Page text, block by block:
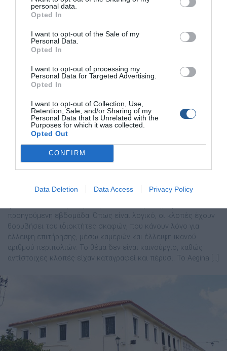
personal data.
Opted In
I want to opt-out of the Sale of my
Personal Data.
Opted In
I want to opt-out of processing my
Personal Data for Targeted Advertising.
Opted In
I want to opt-out of Collection, Use,
Retention, Sale, and/or Sharing of my
Personal Data that Is Unrelated with the
Purposes for which it was collected.
Opted Out
CONFIRM
Data Deletion Data Access Privacy Policy
Κλοπές σκαφών στο λιμάνι της Αίγινας. Τι
δήλωσαν ο Λιμενάρχης και ο πρόεδρος του
Δημοτικού Λιμενικού Ταμείου.
Μέσα σε διάστημα περίπου δύο μηνών, έγιναν δύο κλοπές
προηγούμενη εβδομάδα. Όπως είναι λογικό, οι κλοπές έχουν
θορυβήσει του ιδιοκτήτες σκαφών, που κάνουν λόγο για
έλλειψη επιτήρησης, μέσω καμερών και έλλειψη ικανού
αριθμού περιπολιών. Το θέμα δεν είναι καινούργιο, καθώς
αντίστοιχες κλοπές είχαν καταγραφεί και πέρυσι. Το Aegina […]